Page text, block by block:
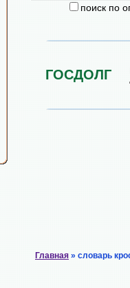
поиск по
ГОСДОЛГ
Главная » словарь